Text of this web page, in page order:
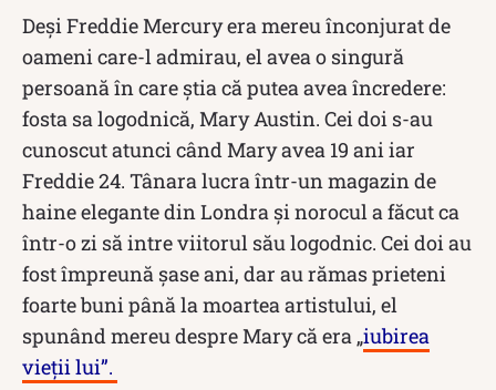
Deși Freddie Mercury era mereu înconjurat de
oameni care-l admirau, el avea o singură
persoană în care știa că putea avea încredere:
fosta sa logodnică, Mary Austin. Cei doi s-au
cunoscut atunci când Mary avea 19 ani iar
Freddie 24. Tânara lucra într-un magazin de
haine elegante din Londra și norocul a făcut ca
într-o zi să intre viitorul său logodnic. Cei doi au
fost împreună șase ani, dar au rămas prieteni
foarte buni până la moartea artistului, el
spunând mereu despre Mary că era „iubirea
vieții lui”.